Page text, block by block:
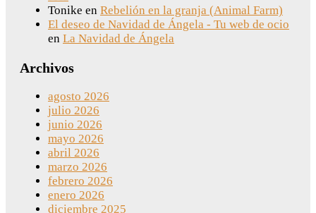
Tonike en Rebelión en la granja (Animal Farm)
El deseo de Navidad de Ángela - Tu web de ocio
en La Navidad de Ángela
Archivos
agosto 2026
julio 2026
junio 2026
mayo 2026
abril 2026
marzo 2026
febrero 2026
enero 2026
diciembre 2025